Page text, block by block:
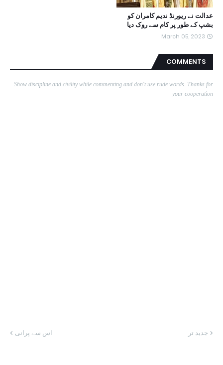
عدالت نے ریورنڈ ندیم کامران کو
بشپ کے طور پر کام سے روک دیا
March 05, 2023
COMMENTS
Show discipline and civility while commenting and don't use rude words. Thanks for
your cooperation
جدید تر اس سے پرانی